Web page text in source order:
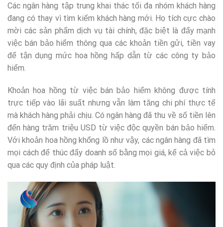
Các ngân hàng tập trung khai thác tối đa nhóm khách hàng
đang có thay vì tìm kiếm khách hàng mới. Họ tích cực chào
mời các sản phẩm dịch vụ tài chính, đặc biệt là đẩy mạnh
việc bán bảo hiểm thông qua các khoản tiền gửi, tiền vay
để tận dụng mức hoa hồng hấp dẫn từ các công ty bảo
hiểm.
Khoản hoa hồng từ việc bán bảo hiểm không được tính
trực tiếp vào lãi suất nhưng vẫn làm tăng chi phí thực tế
mà khách hàng phải chịu. Có ngân hàng đã thu về số tiền lên
đến hàng trăm triệu USD từ việc độc quyền bán bảo hiểm.
Với khoản hoa hồng khổng lồ như vậy, các ngân hàng đã tìm
mọi cách để thúc đẩy doanh số bằng mọi giá, kể cả việc bỏ
qua các quy định của pháp luật.